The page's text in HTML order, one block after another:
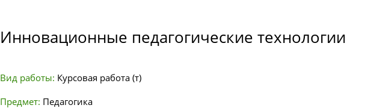
Инновационные педагогические технологии
Вид работы: Курсовая работа (т)
Предмет: Педагогика